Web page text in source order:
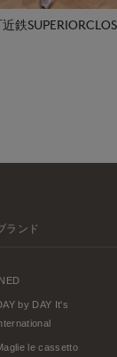
近鉄
ランド
INED
by DAY It's
le cassetto